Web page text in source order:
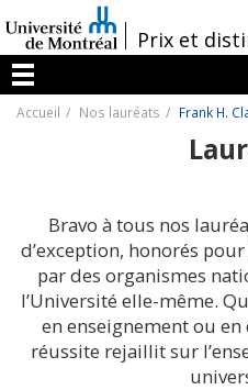
au
contenu
/Prix et
Menu
Accueil Nos lauréats Frank H.
Bravo à tous nos
d’exception, honorés
par des organismes
l’Université elle-même.
en enseignement ou
réussite rejaillit sur